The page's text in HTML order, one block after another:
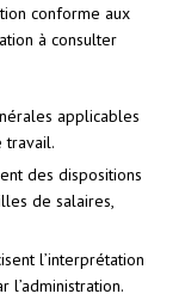
conforme aux
à consulter
applicables
travail.
des dispositions
de salaires,
l’interprétation